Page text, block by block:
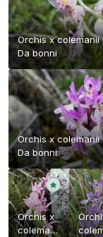
Orchis x colemanii
Da bonni
Orchis x colemanii
Da bonni
Orchis x
colemanii